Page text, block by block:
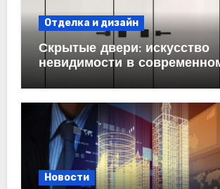
Отделка и дизайн
Скрытые двери: искусство
невидимости в
Новости